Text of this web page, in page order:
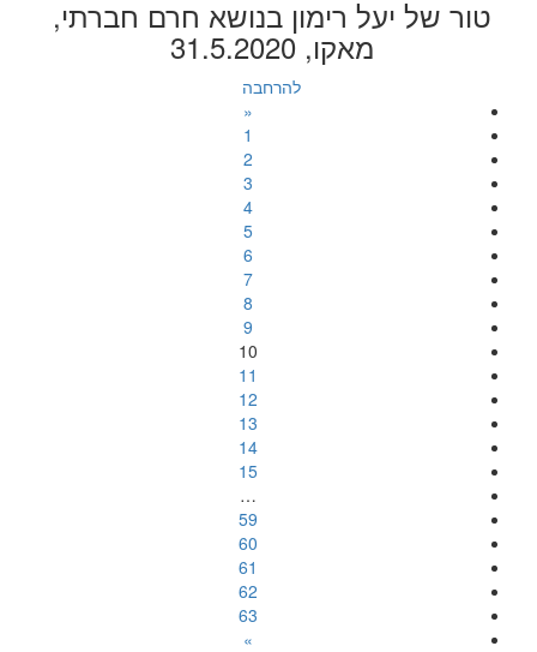
טור של יעל רימון בנושא חרם חברתי,
מאקו, 31.5.2020
להרחבה
«
1
2
3
4
5
6
7
8
9
10
11
12
13
14
15
…
59
60
61
62
63
»